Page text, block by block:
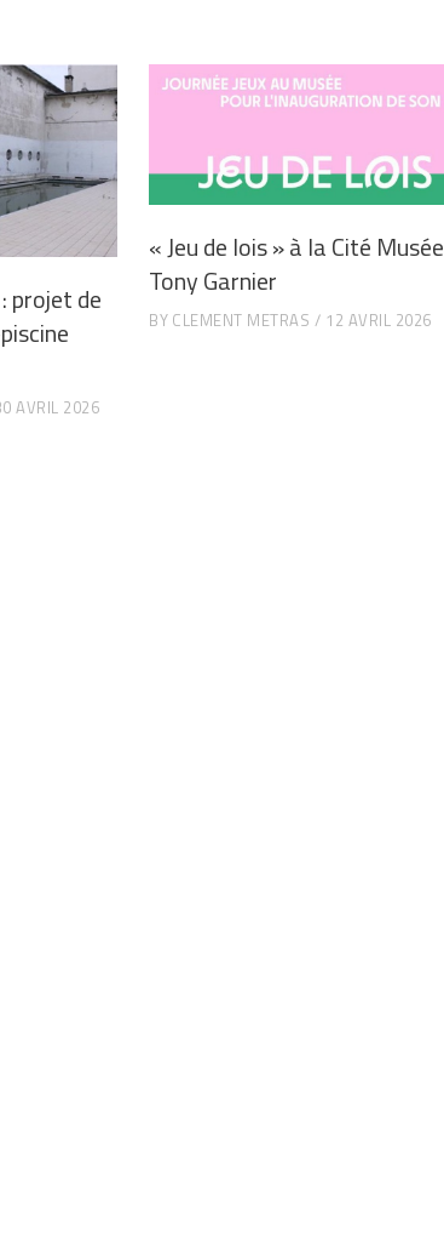
projet de
AVRIL 2026
« Jeu de lois » à la Cité Musée
Tony Garnier
BY CLEMENT METRAS 12 AVRIL 2026